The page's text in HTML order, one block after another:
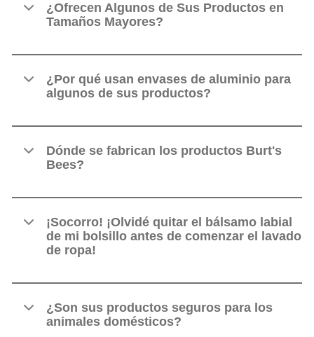
¿Ofrecen Algunos de Sus Productos en
Tamaños Mayores?
¿Por qué usan envases de aluminio para
algunos de sus productos?
Dónde se fabrican los productos Burt's
Bees?
¡Socorro! ¡Olvidé quitar el bálsamo labial
de mi bolsillo antes de comenzar el lavado
de ropa!
¿Son sus productos seguros para los
animales domésticos?